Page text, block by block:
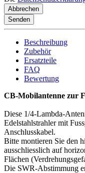
Abbrechen
Senden
Beschreibung
Zubehör
Ersatzteile
FAQ
Bewertung
CB-Mobilantenne zur
Diese 1/4-Lambda-
Edelstahlstrahler mit
Anschlusskabel.
Bitte montieren Sie den
ausschliesslich auf
Flächen
Die SWR-Abstimmung